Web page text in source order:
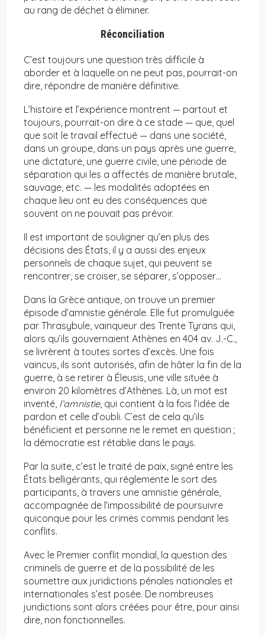
au rang de déchet à éliminer.
Réconciliation
C’est toujours une question très difficile à
aborder et à laquelle on ne peut pas, pourrait-on
dire, répondre de manière définitive.
L’histoire et l’expérience montrent — ​​partout et
toujours, pourrait-on dire à ce stade — que, quel
que soit le travail effectué — dans une société,
dans un groupe, dans un pays après une guerre,
une dictature, une guerre civile, une période de
séparation qui les a affectés de manière brutale,
sauvage, etc. — les modalités adoptées en
chaque lieu ont eu des conséquences que
souvent on ne pouvait pas prévoir.
Il est important de souligner qu’en plus des
décisions des États, il y a aussi des enjeux
personnels de chaque sujet, qui peuvent se
rencontrer, se croiser, se séparer, s’opposer…
Dans la Grèce antique, on trouve un premier
épisode d’amnistie générale. Elle fut promulguée
par Thrasybule, vainqueur des Trente Tyrans qui,
alors qu’ils gouvernaient Athènes en 404 av. J.-C.,
se livrèrent à toutes sortes d’excès. Une fois
vaincus, ils sont autorisés, afin de hâter la fin de la
guerre, à se retirer à Éleusis, une ville située à
environ 20 kilomètres d’Athènes. Là, un mot est
inventé, l’amnistie, qui contient à la fois l’idée de
pardon et celle d’oubli. C’est de cela qu’ils
bénéficient et personne ne le remet en question ;
la démocratie est rétablie dans le pays.
Par la suite, c’est le traité de paix, signé entre les
États belligérants, qui réglemente le sort des
participants, à travers une amnistie générale,
accompagnée de l’impossibilité de poursuivre
quiconque pour les crimes commis pendant les
conflits.
Avec le Premier conflit mondial, la question des
criminels de guerre et de la possibilité de les
soumettre aux juridictions pénales nationales et
internationales s’est posée. De nombreuses
juridictions sont alors créées pour être, pour ainsi
dire, non fonctionnelles.